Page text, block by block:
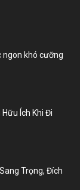
ngon khó cưỡng
Ích Khi Đi
Trọng, Đích